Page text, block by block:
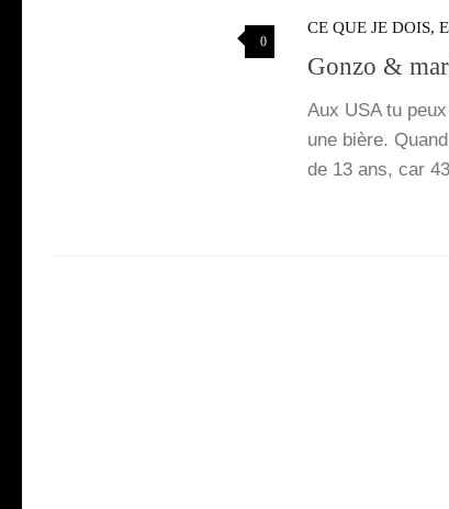
0
CE QUE JE DOIS,
Gonzo &
Aux USA tu
une bière.
de 13 ans, car